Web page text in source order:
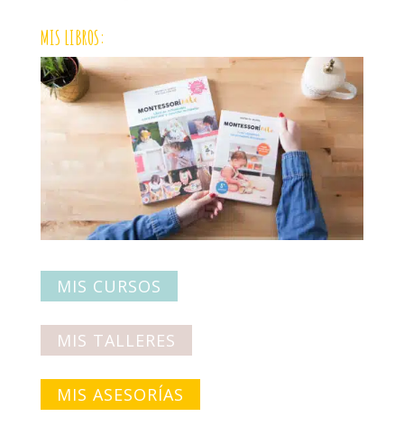
MIS LIBROS:
MIS CURSOS
MIS TALLERES
MIS ASESORÍAS